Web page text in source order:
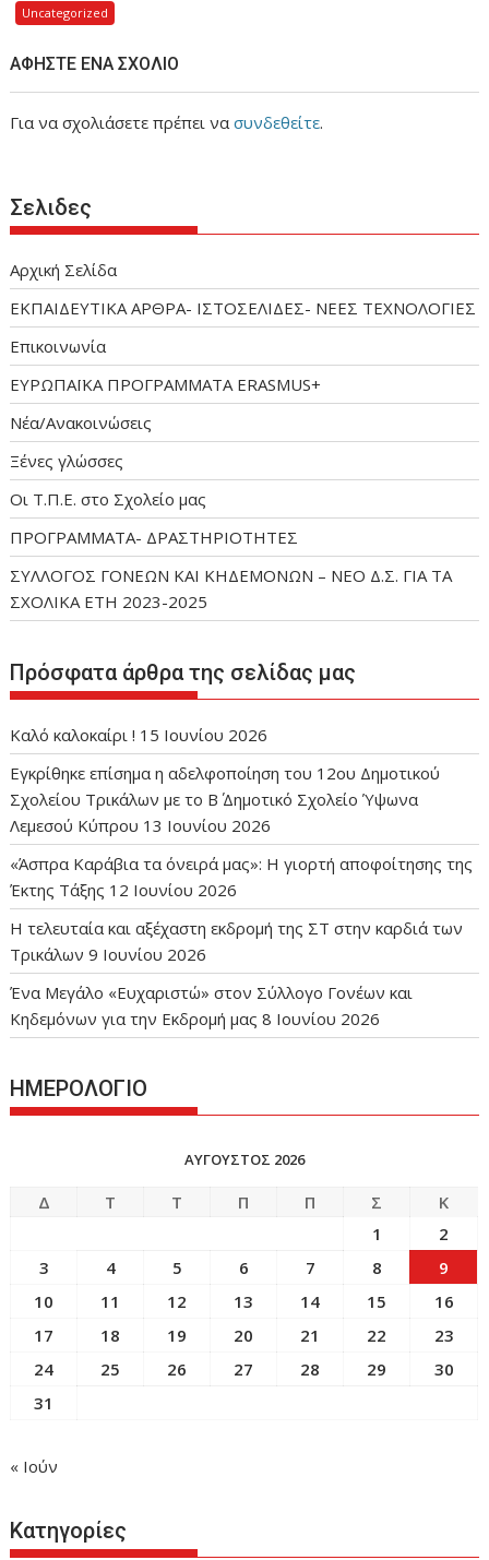
Uncategorized
ΑΦΉΣΤΕ ΈΝΑ ΣΧΌΛΙΟ
Για να σχολιάσετε πρέπει νασυνδεθείτε.
Σελιδες
Αρχική Σελίδα
ΕΚΠΑΙΔΕΥΤΙΚΑ ΑΡΘΡΑ- ΙΣΤΟΣΕΛΙΔΕΣ- ΝΕΕΣ ΤΕΧΝΟΛΟΓΙΕΣ
Επικοινωνία
ΕΥΡΩΠΑΪΚΑ ΠΡΟΓΡΑΜΜΑΤΑ ERASMUS+
Νέα/Ανακοινώσεις
Ξένες γλώσσες
Οι Τ.Π.Ε. στο Σχολείο μας
ΠΡΟΓΡΑΜΜΑΤΑ- ΔΡΑΣΤΗΡΙΟΤΗΤΕΣ
ΣΥΛΛΟΓΟΣ ΓΟΝΕΩΝ ΚΑΙ ΚΗΔΕΜΟΝΩΝ – ΝΕΟ Δ.Σ. ΓΙΑ ΤΑ
ΣΧΟΛΙΚΑ ΕΤΗ 2023-2025
Πρόσφατα άρθρα της σελίδας μας
Καλό καλοκαίρι ! 15 Ιουνίου 2026
Εγκρίθηκε επίσημα η αδελφοποίηση του 12ου Δημοτικού
Σχολείου Τρικάλων με το Β΄ Δημοτικό Σχολείο Ύψωνα
Λεμεσού Κύπρου 13 Ιουνίου 2026
«Άσπρα Καράβια τα όνειρά μας»: Η γιορτή αποφοίτησης της
Έκτης Τάξης 12 Ιουνίου 2026
Η τελευταία και αξέχαστη εκδρομή της ΣΤ στην καρδιά των
Τρικάλων 9 Ιουνίου 2026
Ένα Μεγάλο «Ευχαριστώ» στον Σύλλογο Γονέων και
Κηδεμόνων για την Εκδρομή μας 8 Ιουνίου 2026
ΗΜΕΡΟΛΟΓΙΟ
ΑΎΓΟΥΣΤΟΣ 2026
Δ Τ Τ Π Π Σ
Κ
1
2
3
4 5 6 7 8
9
10
11 12 13 14 15
16
17
18 19 20 21 22
23
24
25 26 27 28 29
30
31
« Ιούν
Κατηγορίες